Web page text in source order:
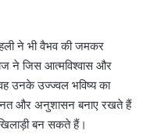
ने भी वैभव की जमकर
ने जिस आत्मविश्वास और
उनके उज्ज्वल भविष्य का
और अनुशासन बनाए रखते हैं
बन सकते हैं।